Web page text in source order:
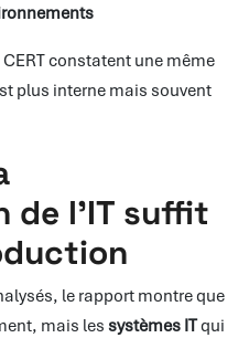
constatent une même
plus interne mais souvent
de l’IT suffit
le rapport montre que
mais les systèmes ITqui